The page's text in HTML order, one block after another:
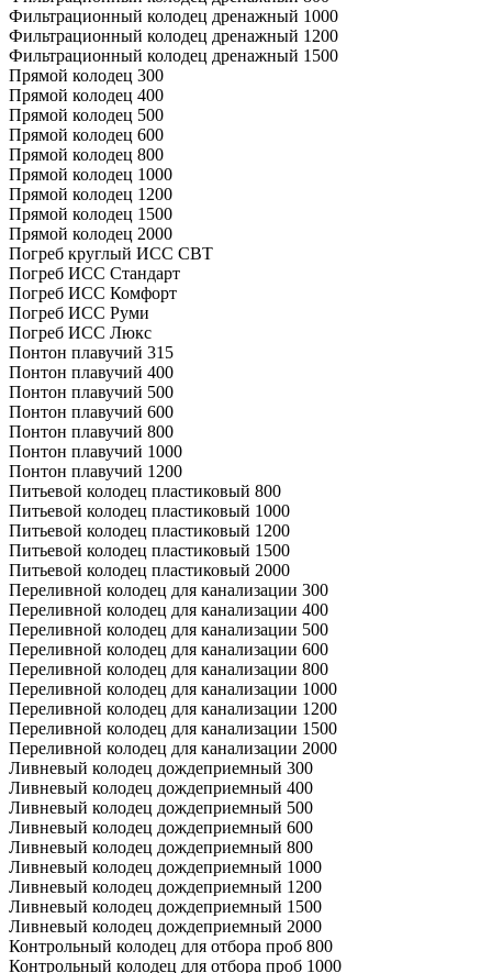
Фильтрационный колодец дренажный 1000
Фильтрационный колодец дренажный 1200
Фильтрационный колодец дренажный 1500
Прямой колодец 300
Прямой колодец 400
Прямой колодец 500
Прямой колодец 600
Прямой колодец 800
Прямой колодец 1000
Прямой колодец 1200
Прямой колодец 1500
Прямой колодец 2000
Погреб круглый ИСС СВТ
Погреб ИСС Стандарт
Погреб ИСС Комфорт
Погреб ИСС Руми
Погреб ИСС Люкс
Понтон плавучий 315
Понтон плавучий 400
Понтон плавучий 500
Понтон плавучий 600
Понтон плавучий 800
Понтон плавучий 1000
Понтон плавучий 1200
Питьевой колодец пластиковый 800
Питьевой колодец пластиковый 1000
Питьевой колодец пластиковый 1200
Питьевой колодец пластиковый 1500
Питьевой колодец пластиковый 2000
Переливной колодец для канализации 300
Переливной колодец для канализации 400
Переливной колодец для канализации 500
Переливной колодец для канализации 600
Переливной колодец для канализации 800
Переливной колодец для канализации 1000
Переливной колодец для канализации 1200
Переливной колодец для канализации 1500
Переливной колодец для канализации 2000
Ливневый колодец дождеприемный 300
Ливневый колодец дождеприемный 400
Ливневый колодец дождеприемный 500
Ливневый колодец дождеприемный 600
Ливневый колодец дождеприемный 800
Ливневый колодец дождеприемный 1000
Ливневый колодец дождеприемный 1200
Ливневый колодец дождеприемный 1500
Ливневый колодец дождеприемный 2000
Контрольный колодец для отбора проб 800
Контрольный колодец для отбора проб 1000